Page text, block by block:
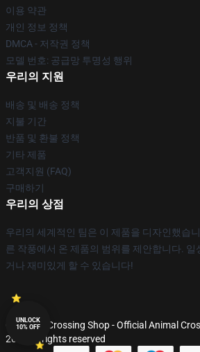
이용 약관
개인 정보 정책
DMCA - 저작권 정책
모델 번호: 공급망 투명성 행위
우리의 지원
배송 및 배송 정책
지불 기간
반품 및 환불 정책
기타 제품
고객지원 (FAQ)
구매하기
우리의 상점
우리의 세계적인 팀은 이 제품을 디자인했습
른 작풍에서 온 제품의 범위를 제안합니다.
거나 재미있게 할 수 있습니다!
© Animal Crossing Shop - Official Animal
2026 all rights reserved
UNLOCK
10% OFF